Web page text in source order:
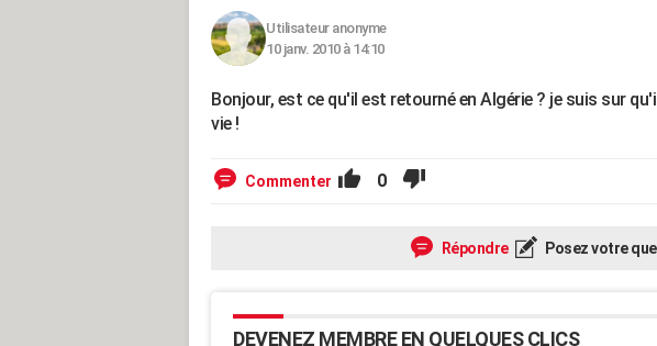
Utilisateur anonyme
10 janv. 2010 à 14:10
Bonjour, est ce qu'il est retourné en Algérie ? je suis sur
vie !
Commenter 0
Répondre Posez votre
DEVENEZ MEMBRE EN QUELQUES CLICS